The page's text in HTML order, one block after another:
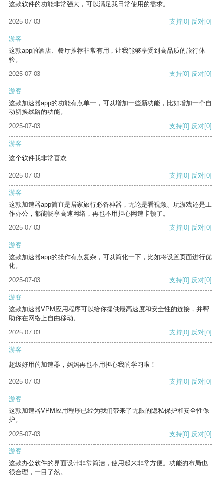
这款软件的功能非常强大，可以满足我日常使用的需求。
2025-07-03 支持[0] 反对[0]
游客
这款app的酒店、餐厅推荐非常有用，让我能够享受到高品质的旅行体
验。
2025-07-03
支持[0] 反对[0]
游客
这款加速器app的功能有点单一，可以增加一些新功能，比如增加一个自
动切换线路的功能。
2025-07-03
支持[0] 反对[0]
游客
这个软件我非常喜欢
2025-07-03 支持[0] 反对[0]
游客
这款加速器app简直是居家旅行必备神器，无论是看视频、玩游戏还是工
作办公，都能畅享高速网络，再也不用担心网速卡顿了。
2025-07-03
支持[0] 反对[0]
游客
这款加速器app的操作有点复杂，可以简化一下，比如将设置页面进行优
化。
2025-07-03
支持[0] 反对[0]
游客
这款加速器VPM应用程序可以给你提供最高速度和安全性的连接，并帮
助你在网络上自由移动。
2025-07-03
支持[0] 反对[0]
游客
超级好用的加速器，妈妈再也不用担心我的学习啦！
2025-07-03 支持[0] 反对[0]
游客
这款加速器VPM应用程序已经为我们带来了无限的隐私保护和安全性保
护。
2025-07-03
支持[0] 反对[0]
游客
这款办公软件的界面设计非常简洁，使用起来非常方便。功能的布局也
很合理，一目了然。